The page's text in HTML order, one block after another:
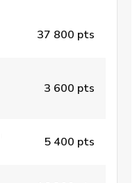
37 800 pts
3 600 pts
5 400 pts